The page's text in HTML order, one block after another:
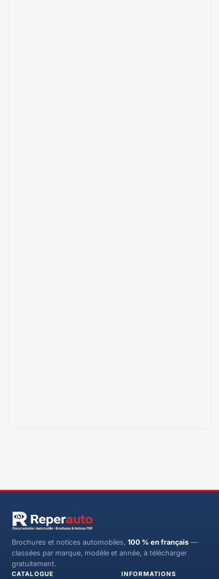
Brochures et notices automobiles, 100 % en français —
classées par marque, modèle et année, à télécharger
gratuitement.
CATALOGUE INFORMATIONS